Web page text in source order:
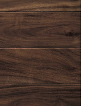
塗料
ついて
事項
クノトリコ
プル・カタログ請求